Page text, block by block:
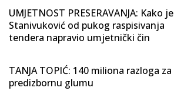
UMJETNOST PRESERAVANJA: Kako je
Stanivuković od pukog raspisivanja
tendera napravio umjetnički čin
TANJA TOPIĆ: 140 miliona razloga za
predizbornu glumu